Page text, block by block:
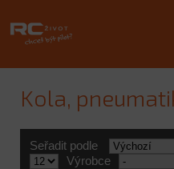
Kola,
Seřadit podle
Výrobce